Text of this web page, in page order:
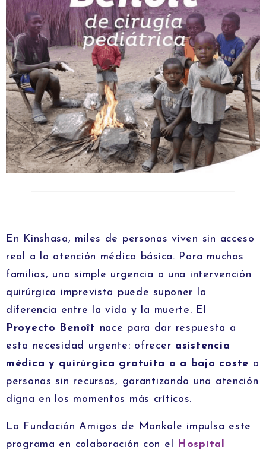
En Kinshasa, miles de personas viven sin acceso
real a la atención médica básica. Para muchas
familias, una simple urgencia o una intervención
quirúrgica imprevista puede suponer la
diferencia entre la vida y la muerte. El
Proyecto Benoît nace para dar respuesta a
esta necesidad urgente: ofrecer asistencia
médica y quirúrgica gratuita o a bajo coste a
personas sin recursos, garantizando una atención
digna en los momentos más críticos.
La Fundación Amigos de Monkole impulsa este
programa en colaboración con el Hospital